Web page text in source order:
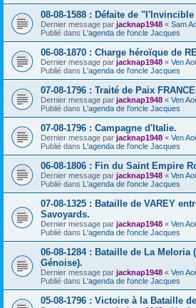
08-08-1588 : Défaite de
Dernier message par jacknap1948 « Sam
Publié dans L'agenda de l'oncle Jacques
06-08-1870 : Charge héroïque de
Dernier message par jacknap1948 « Ven
Publié dans L'agenda de l'oncle Jacques
07-08-1796 : Traité de Paix
Dernier message par jacknap1948 « Ven
Publié dans L'agenda de l'oncle Jacques
07-08-1796 : Campagne d'Italie.
Dernier message par jacknap1948 « Ven
Publié dans L'agenda de l'oncle Jacques
06-08-1806 : Fin du Saint Empire
Dernier message par jacknap1948 « Ven
Publié dans L'agenda de l'oncle Jacques
07-08-1325 : Bataille de VAREY
Savoyards.
Dernier message par jacknap1948 « Ven
Publié dans L'agenda de l'oncle Jacques
06-08-1284 : Bataille de La Meloria
Génoise).
Dernier message par jacknap1948 « Ven
Publié dans L'agenda de l'oncle Jacques
05-08-1796 : Victoire à la Bataille